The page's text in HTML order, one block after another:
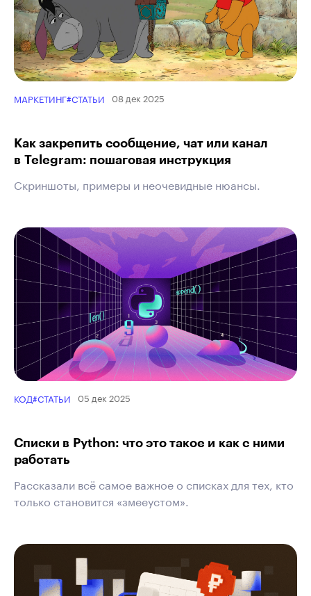
МАРКЕТИНГ#СТАТЬИ 08 дек 2025
Как закрепить сообщение, чат или канал
в Telegram: пошаговая инструкция
Скриншоты, примеры и неочевидные нюансы.
КОД#СТАТЬИ 05 дек 2025
Списки в Python: что это такое и как с ними
работать
Рассказали всё самое важное о списках для тех, кто
только становится «змееустом».